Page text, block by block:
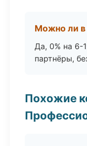
Можно ли в
Да, 0% на 6-
партнёры,
Похожие